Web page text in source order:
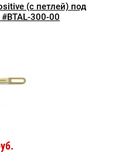
(с петлей) под
300-00